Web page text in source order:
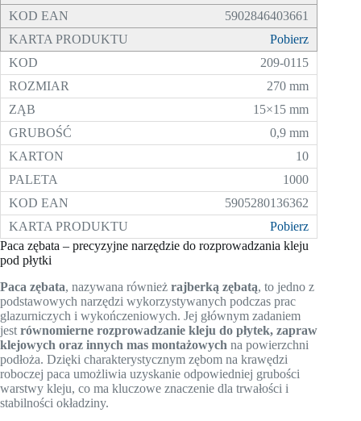
5902846403661
Pobierz
209-0115
270 mm
15×15 mm
0,9 mm
10
1000
5905280136362
Pobierz
Paca zębata – precyzyjne narzędzie do rozprowadzania kleju
pod płytki
Paca zębata, nazywana również rajberką zębatą, to jedno z
podstawowych narzędzi wykorzystywanych podczas prac
glazurniczych i wykończeniowych. Jej głównym zadaniem
jest równomierne rozprowadzanie kleju do płytek, zapraw
klejowych oraz innych mas montażowych na powierzchni
podłoża. Dzięki charakterystycznym zębom na krawędzi
roboczej paca umożliwia uzyskanie odpowiedniej grubości
warstwy kleju, co ma kluczowe znaczenie dla trwałości i
stabilności okładziny.